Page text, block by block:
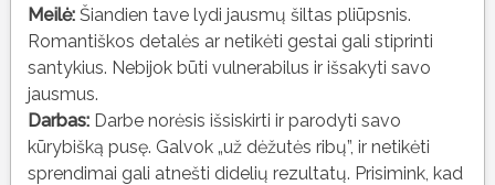
Meilė:Šiandien tave lydi jausmų šiltas pliūpsnis.
Romantiškos detalės ar netikėti gestai gali stiprinti
santykius. Nebijok būti vulnerabilus ir išsakyti savo
jausmus.
Darbas:Darbe norėsis išsiskirti ir parodyti savo
kūrybišką pusę. Galvok „už dėžutės ribų”, ir netikėti
sprendimai gali atnešti didelių rezultatų. Prisimink, kad